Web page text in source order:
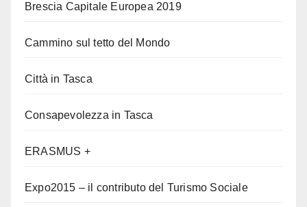
Brescia Capitale Europea 2019
Cammino sul tetto del Mondo
Città in Tasca
Consapevolezza in Tasca
ERASMUS +
Expo2015 – il contributo del Turismo Sociale